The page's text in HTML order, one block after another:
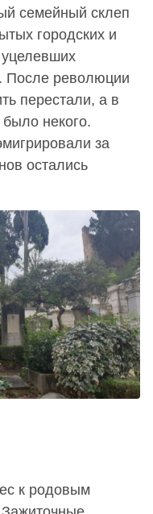
семейный склеп
городских и
После революции
перестали, а в
было некого.
за
остались
к родовым